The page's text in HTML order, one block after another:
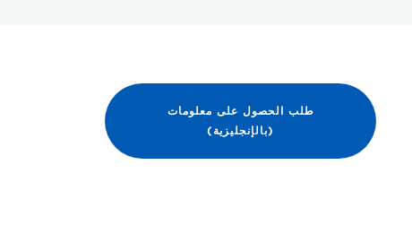
طلب الحصول على معلومات
(بالإنجليزية)